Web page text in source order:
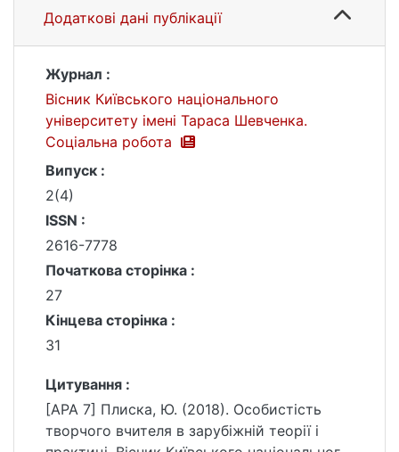
Додаткові дані публікації
Журнал :
Вісник Київського національного
університету імені Тараса Шевченка.
Соціальна робота
Випуск :
2(4)
ISSN :
2616-7778
Початкова сторінка :
27
Кінцева сторінка :
31
Цитування :
[APA 7] Плиска, Ю. (2018). Особистість
творчого вчителя в зарубіжній теорії і